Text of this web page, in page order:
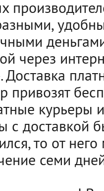
через
Доставка
привозят
курьеры
с доставкой
то от
семи